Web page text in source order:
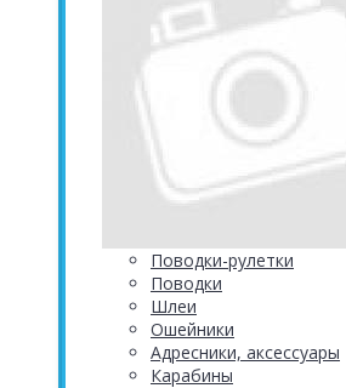
Поводки-рулетки
Поводки
Шлеи
Ошейники
Адресники, аксессуары
Карабины